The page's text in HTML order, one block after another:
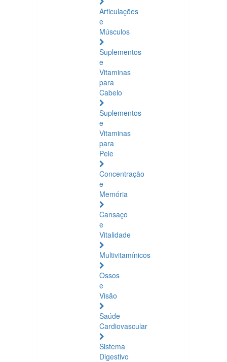
Articulações
e
Músculos
Suplementos
e
Vitaminas
para
Cabelo
Suplementos
e
Vitaminas
para
Pele
Concentração
e
Memória
Cansaço
e
Vitalidade
Multivitamínicos
Ossos
e
Visão
Saúde
Cardiovascular
Sistema
Digestivo